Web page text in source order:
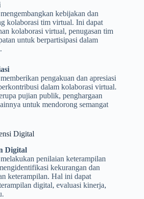
kebijakan dan
kolaborasi tim virtual. Ini dapat
kolaborasi virtual, penugasan tim
untuk berpartisipasi dalam
pengakuan dan apresiasi
dalam kolaborasi virtual.
pujian publik, penghargaan
untuk mendorong semangat
Digital
Digital
penilaian keterampilan
kekurangan dan
keterampilan. Hal ini dapat
digital, evaluasi kinerja,